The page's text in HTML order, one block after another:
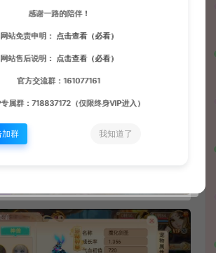
感谢一路的陪伴！
网站免责申明： 点击查看（必看）
网站售后说明： 点击查看（必看）
官方交流群：161077161
属群：718837172（仅限终身VIP进入）
加群 我知道了